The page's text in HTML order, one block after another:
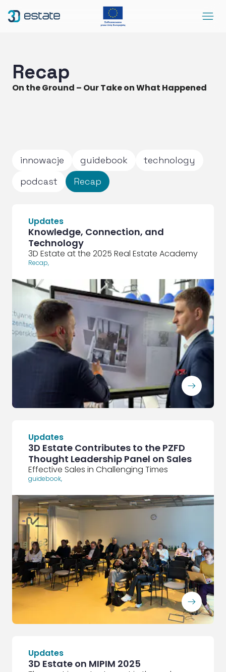
Menu
SocialYoutube Accessibility
Recap
On the Ground – Our Take on What Happened
innowacje guidebook
technology
podcast
Recap
Updates
Knowledge, Connection, and
Technology
3D Estate at the 2025 Real Estate Academy
Recap,
ArrowRightLong
Updates
3D Estate Contributes to the PZFD
Thought Leadership Panel on Sales
Effective Sales in Challenging Times
guidebook,
ArrowRightLong
Updates
3D Estate on MIPIM 2025